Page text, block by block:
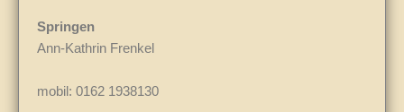
Springen
Ann-Kathrin Frenkel
mobil: 0162 1938130